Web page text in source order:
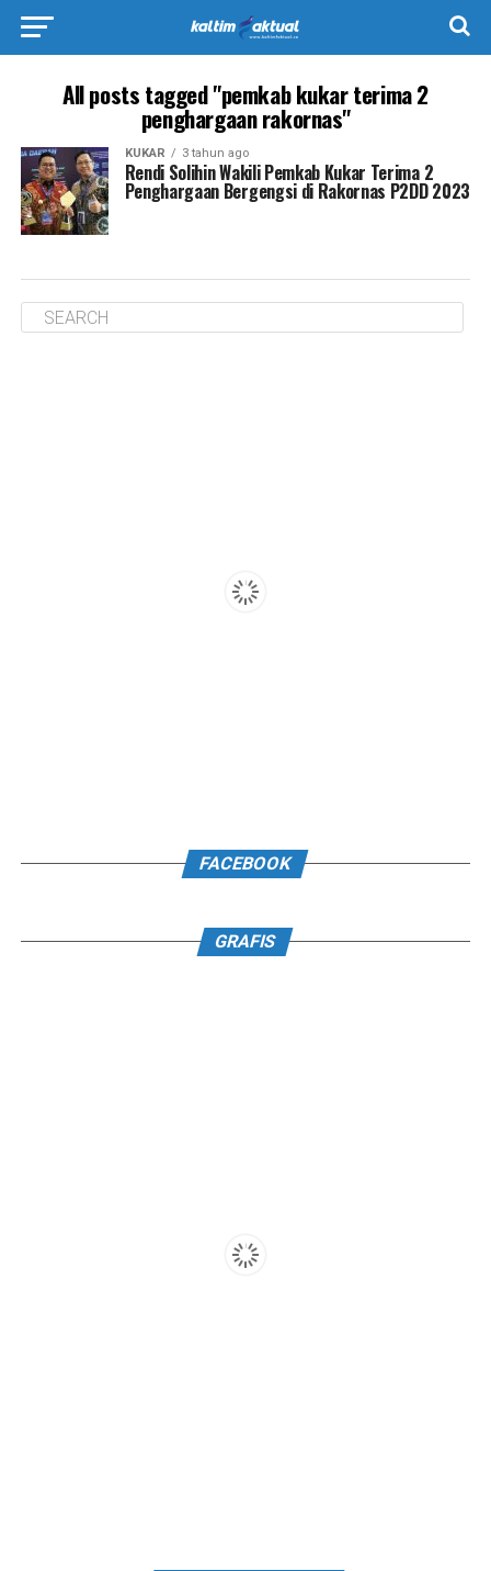
All posts tagged "pemkab kukar terima 2
penghargaan rakornas"
KUKAR 3 tahun ago
Rendi Solihin Wakili Pemkab Kukar Terima 2
Penghargaan Bergengsi di Rakornas P2DD 2023
FACEBOOK
GRAFIS